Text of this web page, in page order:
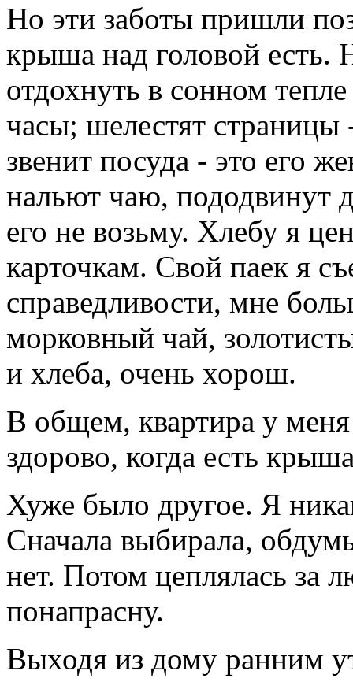
Но эти заботы пришли
крыша над головой есть.
отдохнуть в сонном
часы; шелестят страницы
звенит посуда - это его
нальют чаю, пододвинут
его не возьму. Хлебу я
карточкам. Свой паек я
справедливости, мне
морковный чай,
и хлеба, очень хорош.
В общем, квартира у меня
здорово, когда есть
Хуже было другое. Я
Сначала выбирала,
нет. Потом цеплялась за
понапрасну.
Выходя из дому ранним